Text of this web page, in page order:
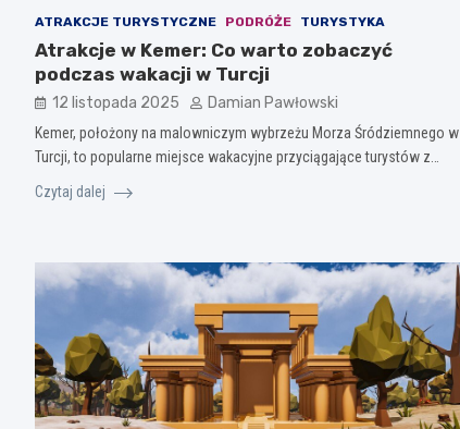
ATRAKCJE TURYSTYCZNE PODRÓŻE TURYSTYKA
Atrakcje w Kemer: Co warto zobaczyć
podczas wakacji w Turcji
12 listopada 2025 Damian Pawłowski
Kemer, położony na malowniczym wybrzeżu Morza Śródziemnego w
Turcji, to popularne miejsce wakacyjne przyciągające turystów z…
Czytaj dalej